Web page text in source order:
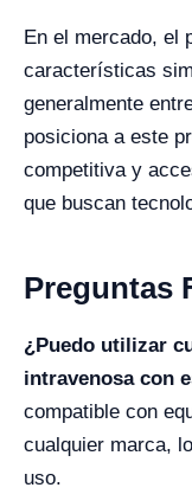
En el mercado, el
características
generalmente
posiciona a este
competitiva y
que buscan
Preguntas
¿Puedo utilizar
intravenosa con
compatible con
cualquier marca,
uso.